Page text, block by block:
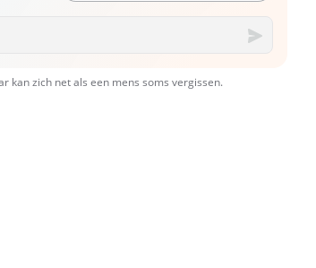
kan zich net als een mens soms vergissen.